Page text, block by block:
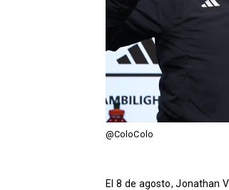
@ColoColo
El 8 de agosto, Jonathan